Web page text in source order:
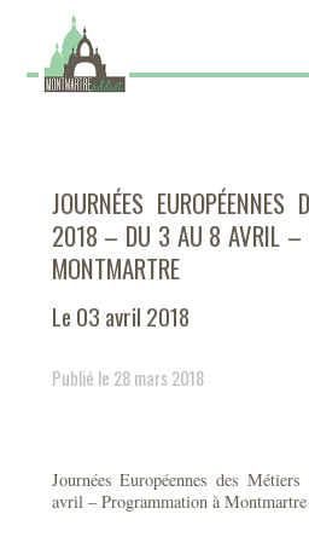
JOURNÉES EUROPÉENNES
2018 – DU 3 AU 8 AVRIL –
MONTMARTRE
Le 03 avril 2018
Publié le 28 mars 2018
Journées Européennes des
avril – Programmation à Montmartre